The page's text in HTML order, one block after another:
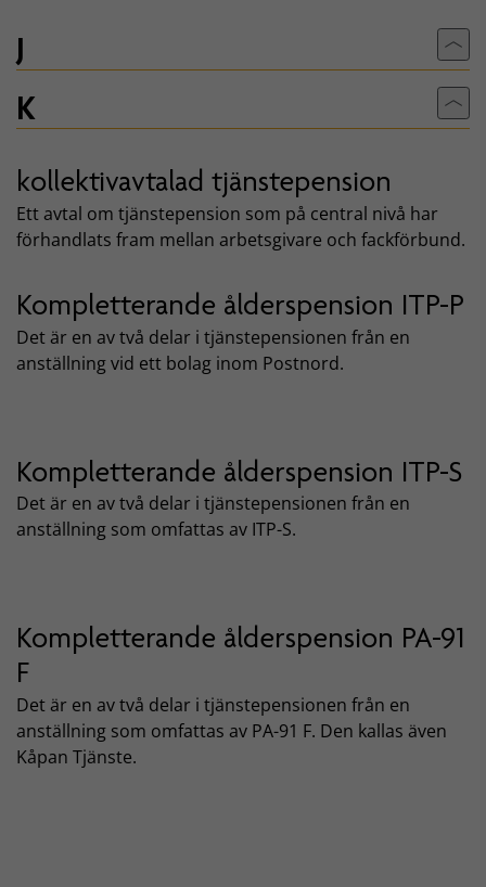
J Till
K Till
kollektivavtalad tjänstepension
Ett avtal om tjänstepension som på central nivå har
förhandlats fram mellan arbetsgivare och fackförbund.
Kompletterande ålderspension ITP-P
Det är en av två delar i tjänstepensionen från en
anställning vid ett bolag inom Postnord.
Kompletterande ålderspension ITP-S
Det är en av två delar i tjänstepensionen från en
anställning som omfattas av ITP-S.
Kompletterande ålderspension PA-91
F
Det är en av två delar i tjänstepensionen från en
anställning som omfattas av PA-91 F. Den kallas även
Kåpan Tjänste.